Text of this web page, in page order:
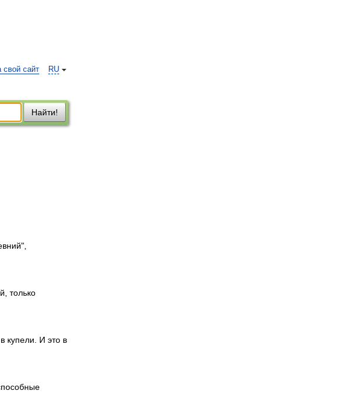
RU
свой сайт
Найти!
только
купели. И это в